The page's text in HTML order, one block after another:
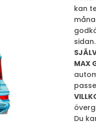
kan
sidan.
MAX
Du